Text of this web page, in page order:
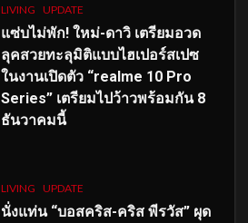
LIVING UPDATE
แซ่บไม่พัก! ใหม่-ดาวิ เตรียมอวด
ลุคสวยทะลุมิติแบบไฮเปอร์สเปซ
ในงานเปิดตัว “realme 10 Pro
Series” เตรียมไปว้าวพร้อมกัน 8
ธันวาคมนี้
LIVING UPDATE
นั่งแท่น “บอสคริส-คริส พีรวัส” ผุด